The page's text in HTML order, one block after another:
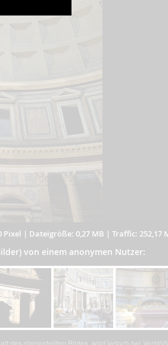
Pixel | Dateigröße: 0,27 MB | Traffic: 252,17
von einem anonymen Nutzer:
dargestellten Bildes, wird jedoch bei